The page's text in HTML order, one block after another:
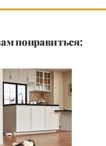
понравиться: